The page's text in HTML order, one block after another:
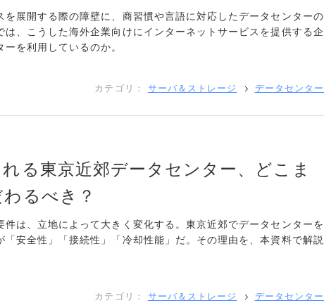
を展開する際の障壁に、商習慣や言語に対応したデータセンターの
は、こうした海外企業向けにインターネットサービスを提供する企
を利用しているのか。
カテゴリ： サーバ＆ストレージ データセンター
る東京近郊データセンター、どこま
るべき？
件は、立地によって大きく変化する。東京近郊でデータセンターを
「安全性」「接続性」「冷却性能」だ。その理由を、本資料で解説
カテゴリ： サーバ＆ストレージ データセンター